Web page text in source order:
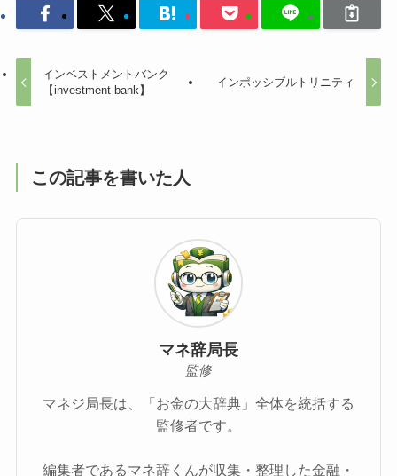
インベストメントバンク
【investment bank】
インポッシブルトリニティ
この記事を書いた人
マネ辞局長
監修
マネジ局長は、「お金の大辞典」全体を統括する
監修者です。
編集者であるマネ辞くんが収集・整理した金融・